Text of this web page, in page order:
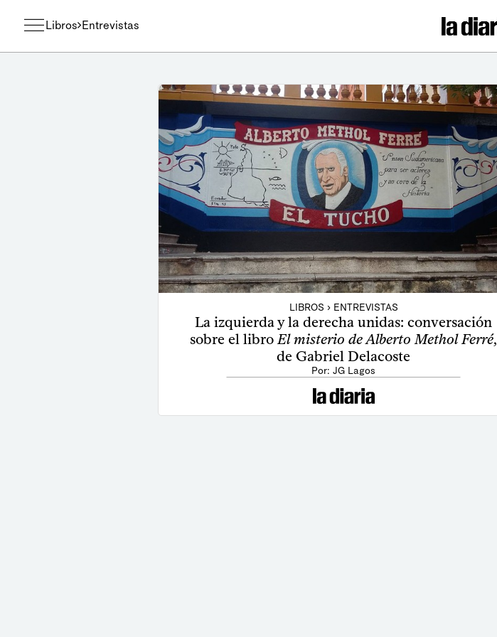
Libros Entrevistas
LIBROS › ENTREVISTAS
La izquierda y la derecha unidas: conversación
sobre el libro El misterio de Alberto Methol Ferré,
de Gabriel Delacoste
Por: JG Lagos